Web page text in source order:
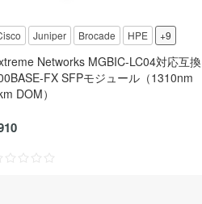
Juniper Brocade HPE +9
Networks MGBIC-LC04対応互換
FX SFPモジュール（1310nm
DOM）